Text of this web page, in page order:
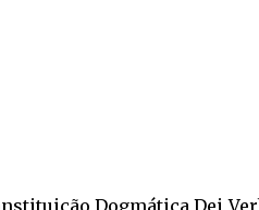
Dogmática Dei